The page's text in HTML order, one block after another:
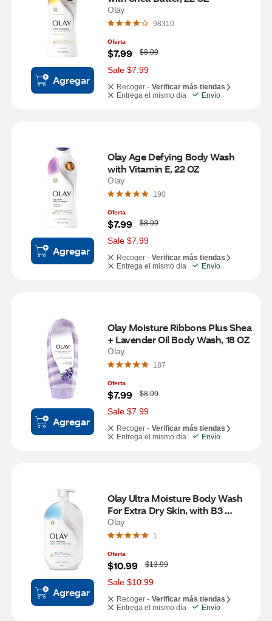
Agregar
Olay
98310
Oferta
$7.99
W
a
s
$8.99
Sale $7.99
Recoger - Verificar más tiendas
Entrega el mismo día
Envío
Agregar
Olay Age Defying Body Wash
with Vitamin E, 22 OZ
Olay
190
Oferta
$7.99
W
a
s
$8.99
Sale $7.99
Recoger - Verificar más tiendas
Entrega el mismo día
Envío
Agregar
Olay Moisture Ribbons Plus Shea
+ Lavender Oil Body Wash, 18 OZ
Olay
187
Oferta
$7.99
W
a
s
$8.99
Sale $7.99
Recoger - Verificar más tiendas
Entrega el mismo día
Envío
Agregar
Olay Ultra Moisture Body Wash
For Extra Dry Skin, with B3
Complex, 33 oz
Olay
1
Oferta
$10.99
W
a
s
$13.99
Sale $10.99
Recoger - Verificar más tiendas
Entrega el mismo día
Envío